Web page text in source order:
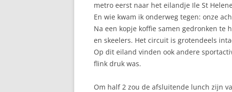
metro eerst naar het eilandje Ile St
En wie kwam ik onderweg tegen: onze
Na een kopje koffie samen gedronken
en skeelers. Het circuit is grotendeels
Op dit eiland vinden ook andere
flink druk was.
Om half 2 zou de afsluitende lunch zijn